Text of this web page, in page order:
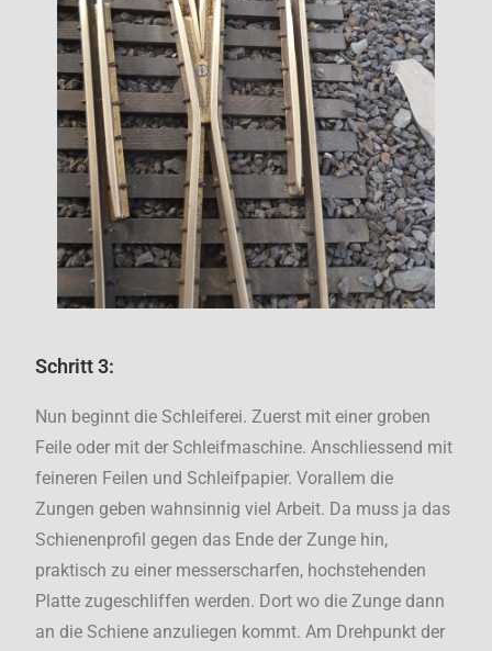
Schritt 3:
Nun beginnt die Schleiferei. Zuerst mit einer groben
Feile oder mit der Schleifmaschine. Anschliessend mit
feineren Feilen und Schleifpapier. Vorallem die
Zungen geben wahnsinnig viel Arbeit. Da muss ja das
Schienenprofil gegen das Ende der Zunge hin,
praktisch zu einer messerscharfen, hochstehenden
Platte zugeschliffen werden. Dort wo die Zunge dann
an die Schiene anzuliegen kommt. Am Drehpunkt der